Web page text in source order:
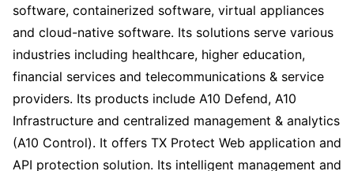
software, containerized software, virtual appliances
and cloud-native software. Its solutions serve various
industries including healthcare, higher education,
financial services and telecommunications & service
providers. Its products include A10 Defend, A10
Infrastructure and centralized management & analytics
(A10 Control). It offers TX Protect Web application and
API protection solution. Its intelligent management and